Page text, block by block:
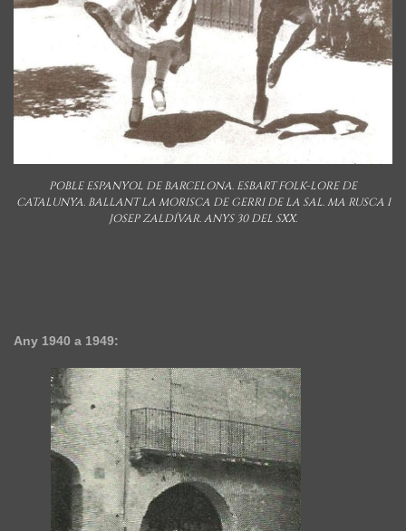
POBLE ESPANYOL DE BARCELONA. ESBART FOLK-LORE DE
CATALUNYA. BALLANT LA MORISCA DE GERRI DE LA SAL. MA RUSCA I
JOSEP ZALDÍVAR. ANYS 30 DEL SXX.
Any 1940 a 1949: